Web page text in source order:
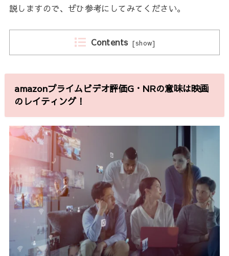
説しますので、ぜひ参考にしてみてください。
Contents [show]
amazonプライムビデオ評価G・NRの意味は映画
のレイティング！